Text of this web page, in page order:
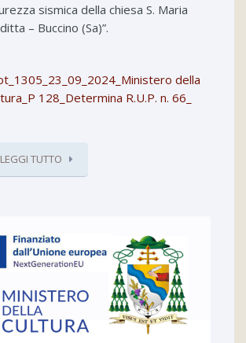
sismica della chiesa S. Maria
– Buccino (Sa)”.
della
128_Determina R.U.P. n. 66_
LEGGI TUTTO